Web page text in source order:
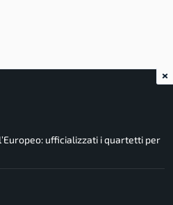
ufficializzati i quartetti per
×